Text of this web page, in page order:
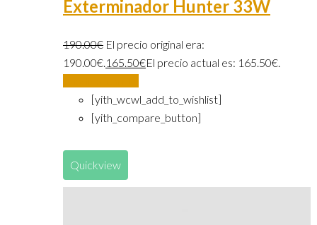
Exterminador Hunter 33W
190.00€ El precio original era:
190.00€. 165.50€El precio actual es: 165.50€.
[yith_wcwl_add_to_wishlist]
[yith_compare_button]
Quickview